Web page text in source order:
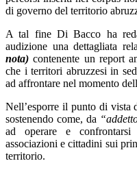
di governo del territorio
A tal fine Di Bacco ha
audizione una dettagliata
nota) contenente un report
che i territori abruzzesi in
ad affrontare nel momento
Nell’esporre il punto di vista
sostenendo come, da
ad operare e confrontarsi
associazioni e cittadini sui
territorio.